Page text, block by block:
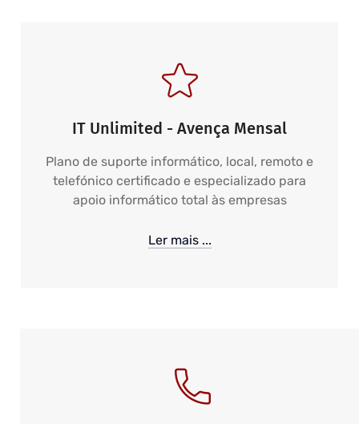
IT Unlimited - Avença Mensal
Plano de suporte informático, local, remoto e
telefónico certificado e especializado para
apoio informático total às empresas
Ler mais ...